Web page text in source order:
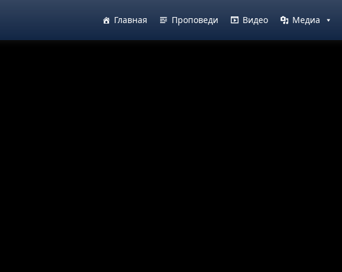
Главная Проповеди Видео Медиа